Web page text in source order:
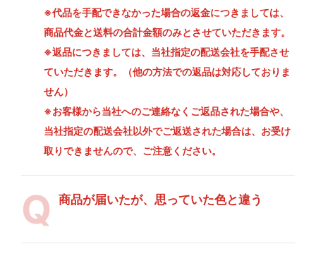
※代品を手配できなかった場合の返金につきましては、
商品代金と送料の合計金額のみとさせていただきます。
※返品につきましては、当社指定の配送会社を手配させ
ていただきます。（他の方法での返品は対応しておりま
せん）
※お客様から当社へのご連絡なくご返品された場合や、
当社指定の配送会社以外でご返送された場合は、お受け
取りできませんので、ご注意ください。
商品が届いたが、思っていた色と違う